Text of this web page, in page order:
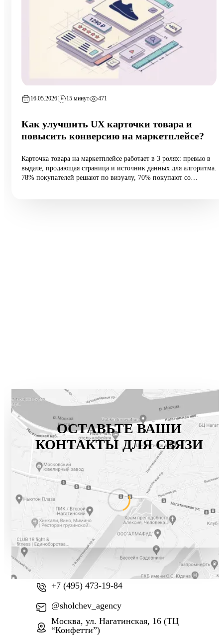
16.05.2026 15 минут 471
Как улучшить UX карточки товара и
повысить конверсию на маркетплейсе?
Карточка товара на маркетплейсе работает в 3 ролях: превью в
выдаче, продающая страница и источник данных для алгоритма.
78% покупателей решают по визуалу, 70% покупают со
ОСТАВЬТЕ ВАШИ
КОНТАКТЫ ДЛЯ СВЯЗИ
+7 (800) 777-61-74
+7 (495) 473-19-84
@sholchev_agency
Москва, ул. Нагатинская, 16 (ТЦ
“Конфетти”)